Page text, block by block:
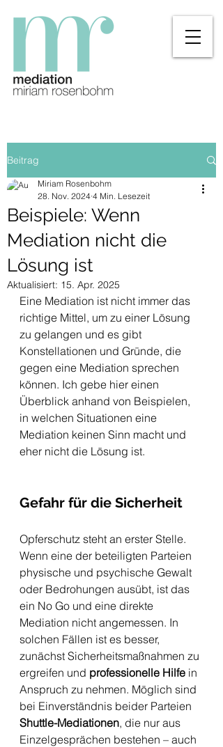
Beitrag
Beispiele: Wenn
Mediation nicht die
Lösung ist
Miriam Rosenbohm
28. Nov. 2024 4 Min. Lesezeit
Aktualisiert: 15. Apr. 2025
Eine Mediation ist nicht immer das
richtige Mittel, um zu einer Lösung
zu gelangen und es gibt
Konstellationen und Gründe, die
gegen eine Mediation sprechen
können. Ich gebe hier einen
Überblick anhand von Beispielen,
in welchen Situationen eine
Mediation keinen Sinn macht und
eher nicht die Lösung ist.
Gefahr für die Sicherheit
Opferschutz steht an erster Stelle.
Wenn eine der beteiligten Parteien
physische und psychische Gewalt
oder Bedrohungen ausübt, ist das
ein No Go und eine direkte
Mediation nicht angemessen. In
solchen Fällen ist es besser,
zunächst Sicherheitsmaßnahmen zu
ergreifen und professionelle Hilfe in
Anspruch zu nehmen. Möglich sind
bei Einverständnis beider Parteien
Shuttle-Mediationen, die nur aus
Einzelgesprächen bestehen – auch